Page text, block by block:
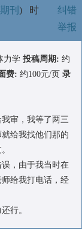
刊 ) 时
纠错
举报
力学 投稿周期: 约
费: 约100元/页 录
审，我等了两三
给我找他们那的
，由于我当时在
给我打电话，经
行。